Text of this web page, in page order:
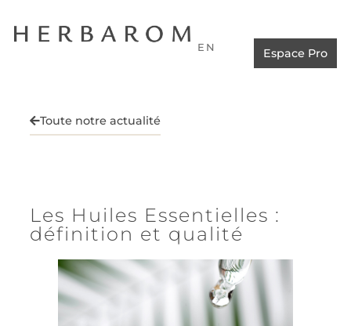
EN Espace Pro
Toute notre actualité
Les Huiles Essentielles :
définition et qualité